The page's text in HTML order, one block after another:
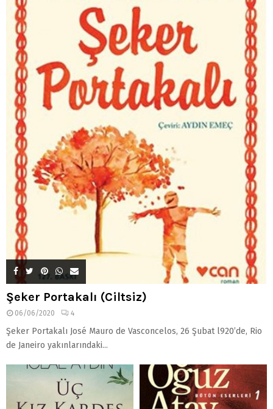
Şeker Portakalı (Ciltsiz)
06/06/2020 4
Şeker Portakalı José Mauro de Vasconcelos, 26 Şubat l920’de, Rio
de Janeiro yakınlarındaki...